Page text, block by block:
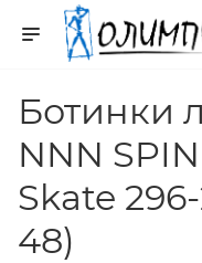
Ботинки
NNN
Skate
48)